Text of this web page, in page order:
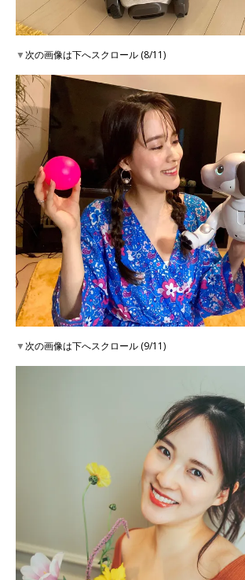
▼次の画像は下へスクロール (8/11)
▼次の画像は下へスクロール (9/11)